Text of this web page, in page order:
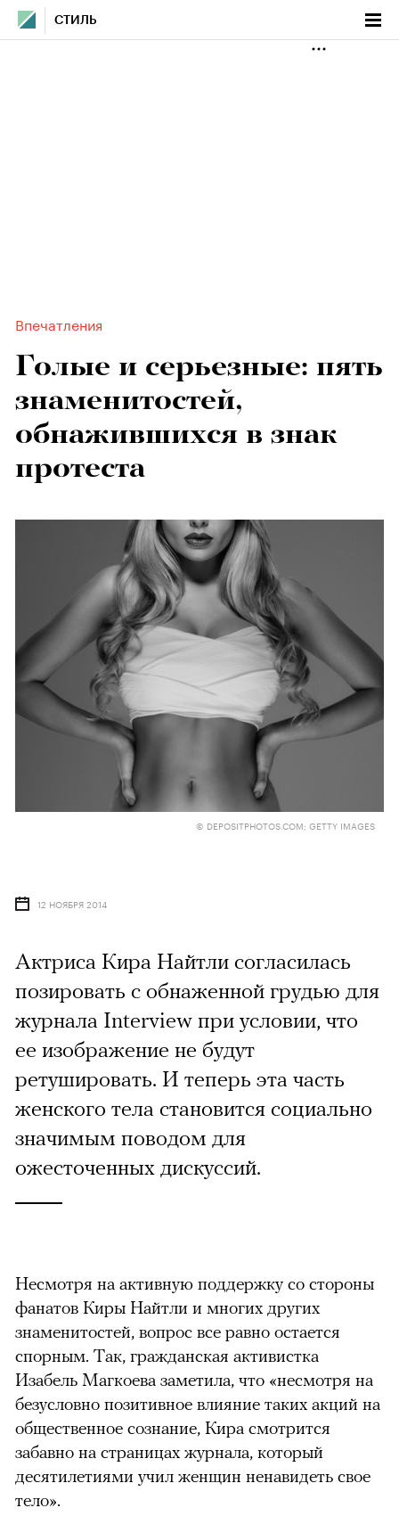
СТИЛЬ
Впечатления
Голые и серьезные: пять
знаменитостей,
обнажившихся в знак
протеста
© DEPOSITPHOTOS.COM; GETTY IMAGES
12 НОЯБРЯ 2014
Актриса Кира Найтли согласилась
позировать с обнаженной грудью для
журнала Interview при условии, что
ее изображение не будут
ретушировать. И теперь эта часть
женского тела становится социально
значимым поводом для
ожесточенных дискуссий.
Несмотря на активную поддержку со стороны
фанатов Киры Найтли и многих других
знаменитостей, вопрос все равно остается
спорным. Так, гражданская активистка
Изабель Магкоева заметила, что «несмотря на
безусловно позитивное влияние таких акций на
общественное сознание, Кира смотрится
забавно на страницах журнала, который
десятилетиями учил женщин ненавидеть свое
тело».